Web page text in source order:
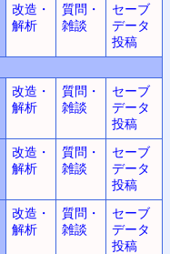
改造・
解析
質問・
雑談
セーブ
データ
投稿
改造・
解析
質問・
雑談
セーブ
データ
投稿
改造・
解析
質問・
雑談
セーブ
データ
投稿
改造・
解析
質問・
雑談
セーブ
データ
投稿